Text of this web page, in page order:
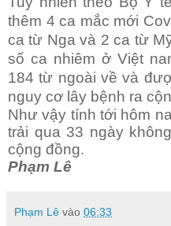
thêm 4 ca mắc mới
ca từ Nga và 2 ca từ
số ca nhiêm ở Việt
184 từ ngoài về và
nguy cơ lây bệnh ra
Như vậy tính tới hôm
trải qua 33 ngày
cộng đồng.
Phạm Lê
Phạm Lê vào 06:33